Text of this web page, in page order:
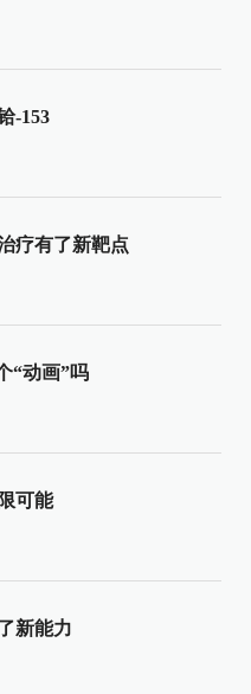
-153
疗有了新靶点
“动画”吗
可能
新能力